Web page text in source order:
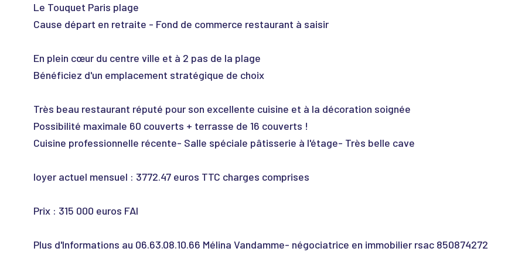
Le Touquet Paris plage
Cause départ en retraite - Fond de commerce restaurant à saisir
En plein cœur du centre ville et à 2 pas de la plage
Bénéficiez d'un emplacement stratégique de choix
Très beau restaurant réputé pour son excellente cuisine et à la décoration soignée
Possibilité maximale 60 couverts + terrasse de 16 couverts !
Cuisine professionnelle récente- Salle spéciale pâtisserie à l'étage- Très belle cave
loyer actuel mensuel : 3772.47 euros TTC charges comprises
Prix : 315 000 euros FAI
Plus d'Informations au 06.63.08.10.66 Mélina Vandamme- négociatrice en immobilier rsac 850874272